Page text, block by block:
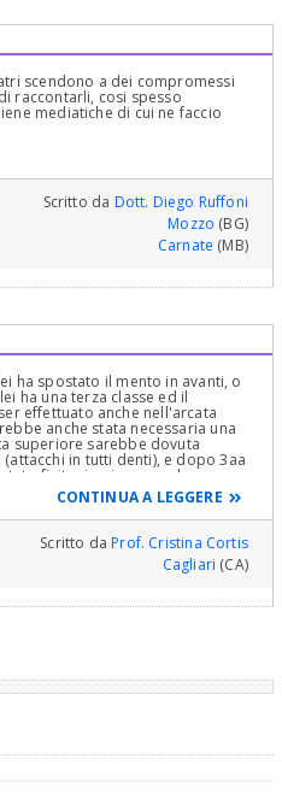
scendono a dei compromessi
raccontarli, cosi spesso
mediatiche di cui ne faccio
Scritto da Dott. Diego Ruffoni
Mozzo (BG)
Carnate (MB)
ha spostato il mento in avanti, o
ha una terza classe ed il
effettuato anche nell'arcata
anche stata necessaria una
superiore sarebbe dovuta
in tutti denti), e dopo 3aa
finito, in piena regola, e
sia uno specialista in
disposizione x una eventuale
Cristina Cortis laurea in
in ortognatodonzia dal 1995
CONTINUA A LEGGERE
Scritto daProf. Cristina Cortis
Cagliari (CA)